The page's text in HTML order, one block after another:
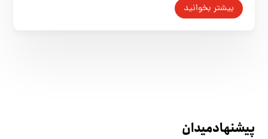
بیشتر بخوانید
پیشنهاد میدان